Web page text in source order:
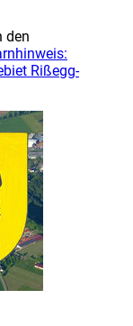
den
Rißegg-